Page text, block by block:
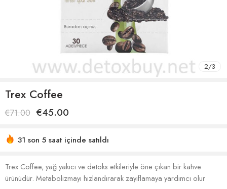
2/3
Trex Coffee
€71.00 €45.00
31 son 5 saat içinde satıldı
var
Trex Coffee, yağ yakıcı ve detoks etkileriyle öne çıkan bir kahve
ürünüdür. Metabolizmayı hızlandırarak zayıflamaya yardımcı olur